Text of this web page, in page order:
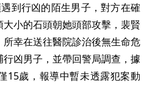
到行凶的陌生男子，對方在確
小的石頭朝她頭部攻擊，裴賢
幸在送往醫院診治後無生命危
凶男子，並帶回警局調查，據
15歲，報導中暫未透露犯案動